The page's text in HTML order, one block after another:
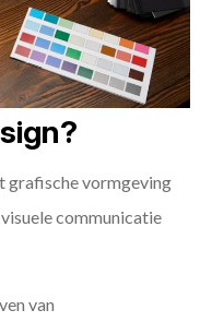
grafische vormgeving
communicatie
van